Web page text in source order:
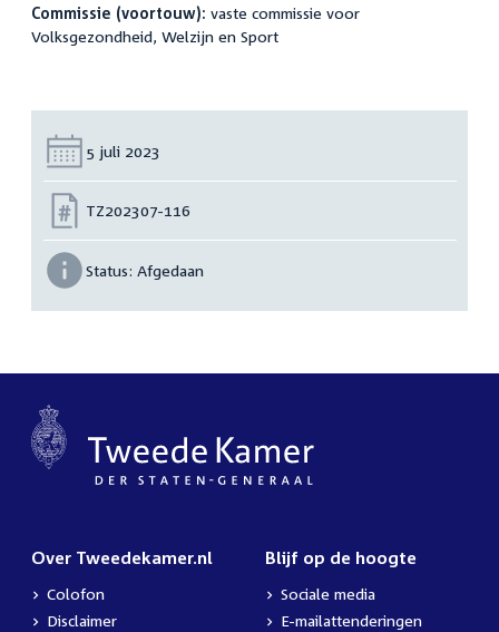
Commissie (voortouw): vaste commissie voor
Volksgezondheid, Welzijn en Sport
Datum:
5 juli 2023
Nummer:
TZ202307-116
Status: Afgedaan
Over Tweedekamer.nl
Colofon
Disclaimer
Blijf op de hoogte
Sociale media
E-mailattenderingen